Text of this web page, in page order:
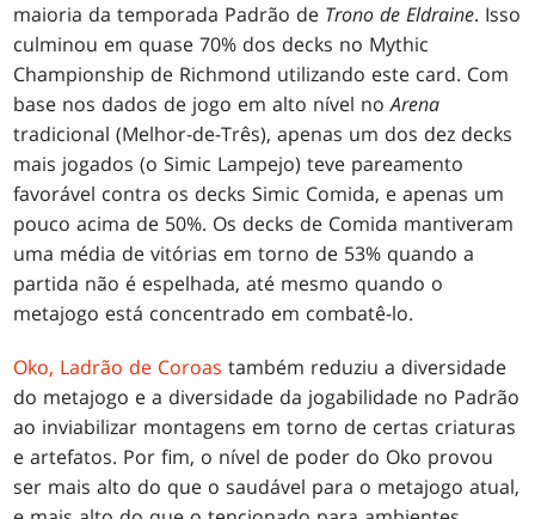
maioria da temporada Padrão de Trono de Eldraine. Isso
culminou em quase 70% dos decks no Mythic
Championship de Richmond utilizando este card. Com
base nos dados de jogo em alto nível noArena
tradicional (Melhor-de-Três), apenas um dos dez decks
mais jogados (o Simic Lampejo) teve pareamento
favorável contra os decks Simic Comida, e apenas um
pouco acima de 50%. Os decks de Comida mantiveram
uma média de vitórias em torno de 53% quando a
partida não é espelhada, até mesmo quando o
metajogo está concentrado em combatê-lo.
Oko, Ladrão de Coroas também reduziu a diversidade
do metajogo e a diversidade da jogabilidade no Padrão
ao inviabilizar montagens em torno de certas criaturas
e artefatos. Por fim, o nível de poder do Oko provou
ser mais alto do que o saudável para o metajogo atual,